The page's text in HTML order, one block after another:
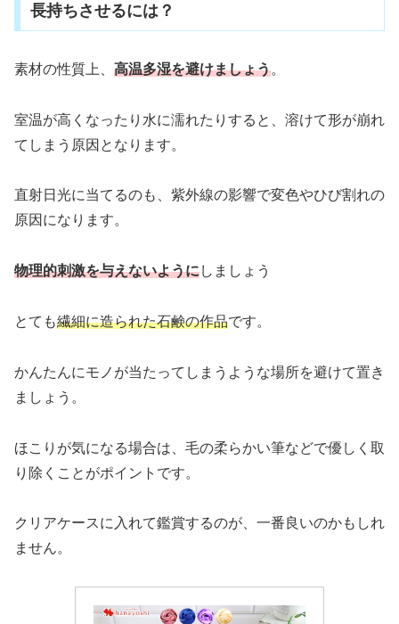
長持ちさせるには？
素材の性質上、 高温多湿を避けましょう。
室温が高くなったり水に濡れたりすると、溶けて形が崩れ
てしまう原因となります。
直射日光に当てるのも、紫外線の影響で変色やひび割れの
原因になります。
物理的刺激を与えないようにしましょう
とても繊細に造られた石鹸の作品です。
かんたんにモノが当たってしまうような場所を避けて置き
ましょう。
ほこりが気になる場合は、毛の柔らかい筆などで優しく取
り除くことがポイントです。
クリアケースに入れて鑑賞するのが、一番良いのかもしれ
ません。